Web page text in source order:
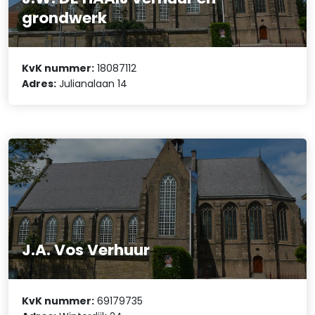
grondwerk
KvK nummer: 18087112
Adres: Julianalaan 14
J.A. Vos Verhuur
KvK nummer: 69179735